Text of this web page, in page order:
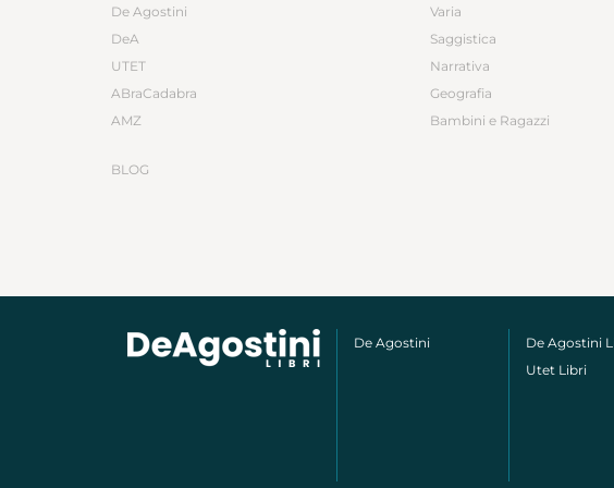
De Agostini
DeA
UTET
ABraCadabra
AMZ
BLOG
Varia
Saggistica
Narrativa
Geografia
Bambini e Ragazzi
De Agostini
De Agostini
Utet Libri